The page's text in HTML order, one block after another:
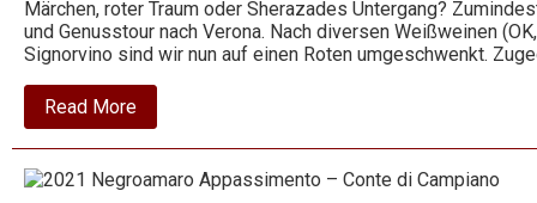
Märchen, roter Traum oder Sherazades Untergang?
und Genusstour nach Verona. Nach diversen Weißweinen
Signorvino sind wir nun auf einen Roten umgeschwenkt.
Read Moreabout
2019
Sicilia
–